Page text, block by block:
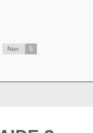
Non 5